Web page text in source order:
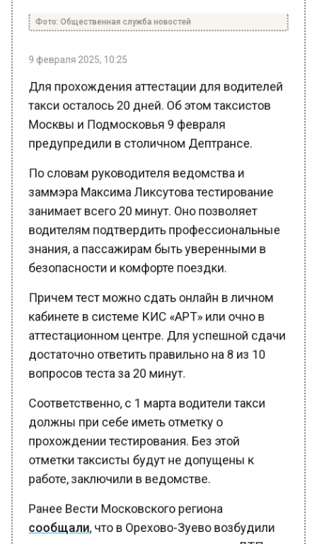
такси осталось 20 дней. Об этом таксистов
Москвы и Подмосковья 9 февраля
предупредили в столичном Дептрансе.
заммэра Максима Ликсутова тестирование
занимает всего 20 минут. Оно позволяет
водителям подтвердить профессиональные
знания, а пассажирам быть уверенными в
безопасности и комфорте поездки.
Причем тест можно сдать онлайн в личном
кабинете в системе КИС «АРТ» или очно в
аттестационном центре. Для успешной сдачи
достаточно ответить правильно на 8 из 10
вопросов теста за 20 минут.
Соответственно, с 1 марта водители такси
должны при себе иметь отметку о
прохождении тестирования. Без этой
отметки таксисты будут не допущены к
работе, заключили в ведомстве.
Ранее Вести Московского региона
сообщали, что в Орехово-Зуево возбудили